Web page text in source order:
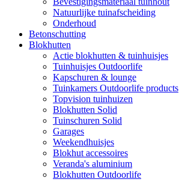
Natuurlijke tuinafscheiding
Onderhoud
Betonschutting
Blokhutten
Actie blokhutten & tuinhuisjes
Tuinhuisjes Outdoorlife
Kapschuren & lounge
Tuinkamers Outdoorlife products
Topvision tuinhuizen
Blokhutten Solid
Tuinschuren Solid
Garages
Weekendhuisjes
Blokhut accessoires
Veranda's aluminium
Blokhutten Outdoorlife